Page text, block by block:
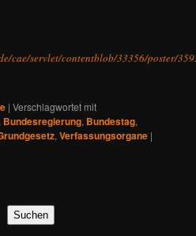
cae/servlet/contentblob/33356/poster/
|Verschlagwortet mit
Bundesregierung, Bundestag,
,Verfassungsorgane |
Suchen